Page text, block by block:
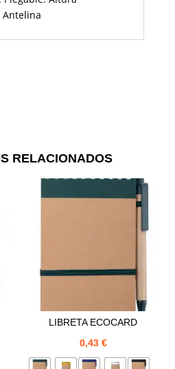
Antelina
RELACIONADOS
LIBRETA ECOCARD
0,43 €